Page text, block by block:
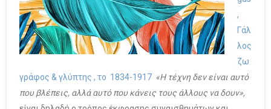
,
Γάλ
λος
ζω
γράφος & γλύπτης , το 1834-1917 «Η τέχνη δεν είναι αυτό
που βλέπεις, αλλά αυτό που κάνεις τους άλλους να δουν»,